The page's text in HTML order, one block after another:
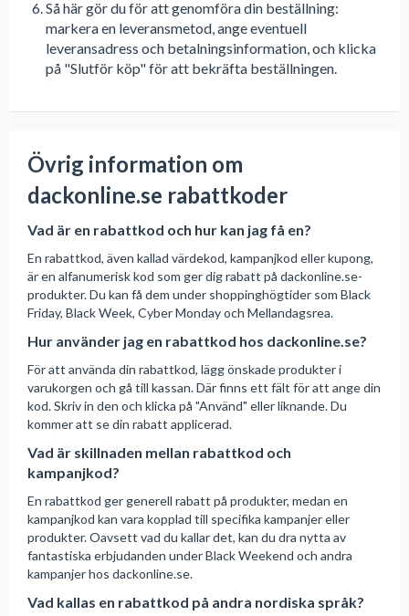
Så här gör du för att genomföra din beställning:
markera en leveransmetod, ange eventuell
leveransadress och betalningsinformation, och klicka
på "Slutför köp" för att bekräfta beställningen.
Övrig information om
dackonline.se rabattkoder
Vad är en rabattkod och hur kan jag få en?
En rabattkod, även kallad värdekod, kampanjkod eller kupong,
är en alfanumerisk kod som ger dig rabatt på dackonline.se-
produkter. Du kan få dem under shoppinghögtider som Black
Friday, Black Week, Cyber Monday och Mellandagsrea.
Hur använder jag en rabattkod hos dackonline.se?
För att använda din rabattkod, lägg önskade produkter i
varukorgen och gå till kassan. Där finns ett fält för att ange din
kod. Skriv in den och klicka på "Använd" eller liknande. Du
kommer att se din rabatt applicerad.
Vad är skillnaden mellan rabattkod och
kampanjkod?
En rabattkod ger generell rabatt på produkter, medan en
kampanjkod kan vara kopplad till specifika kampanjer eller
produkter. Oavsett vad du kallar det, kan du dra nytta av
fantastiska erbjudanden under Black Weekend och andra
kampanjer hos dackonline.se.
Vad kallas en rabattkod på andra nordiska språk?